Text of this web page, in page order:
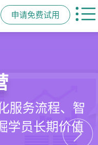
申请免费试用
引流、转化、
生命周期增长
跟单、试听转
生团队
服务流程、智
学员长期价值
序商城、丰富
口碑增长